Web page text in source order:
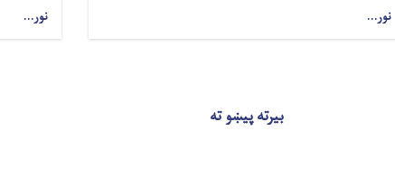
نور... نور...
بیرته پیښو ته